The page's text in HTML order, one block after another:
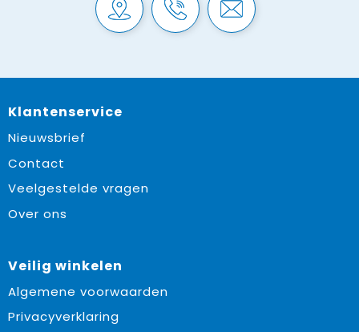
Klantenservice
Nieuwsbrief
Contact
Veelgestelde vragen
Over ons
Veilig winkelen
Algemene voorwaarden
Privacyverklaring